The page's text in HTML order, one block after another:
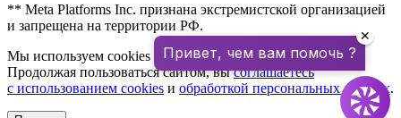
** Meta Platforms Inc. признана экстремистской организацией
и запрещена на территории РФ.
Мы используем cookies для улучшения работы сайта.
Продолжая пользоваться сайтом, высоглашаетесь
с использованием cookies и обработкой персональных данных.
Привет, чем вам помочь ?
✕